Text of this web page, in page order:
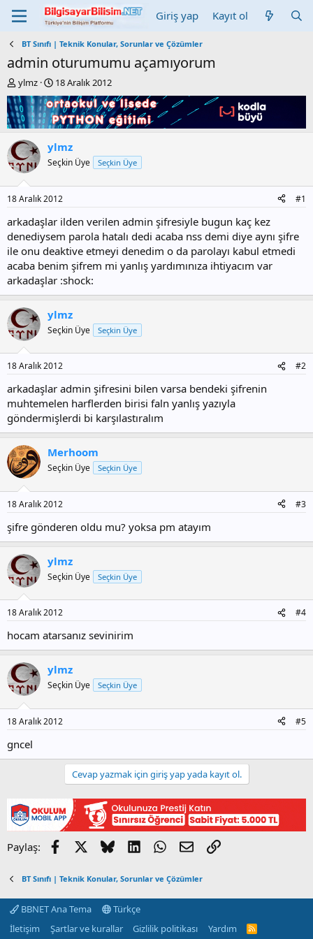
Giriş yap Kayıt ol
BT Sınıfı | Teknik Konular, Sorunlar ve Çözümler
admin oturumumu açamıyorum
K
o
n
b
u
y
u
b
a
ş
l
a
t
n
ylmz
B
a
ş
l
a
n
ı
t
a
r
i
i
18 Aralık 2012
ylmz
Seçkin Üye Seçkin Üye
18 Aralık 2012 #1
arkadaşlar ilden verilen admin şifresiyle bugun kaç kez
denediysem parola hatalı dedi acaba nss demi diye aynı şifre
ile onu deaktive etmeyi denedim o da parolayı kabul etmedi
acaba benim şifrem mi yanlış yardımınıza ihtiyacım var
arkadaşlar :shock:
ylmz
Seçkin Üye Seçkin Üye
18 Aralık 2012 #2
arkadaşlar admin şifresini bilen varsa bendeki şifrenin
muhtemelen harflerden birisi faln yanlış yazıyla
göndermişlerdi bi karşılastıralım
Merhoom
Seçkin Üye Seçkin Üye
18 Aralık 2012 #3
şifre gönderen oldu mu? yoksa pm atayım
ylmz
Seçkin Üye Seçkin Üye
18 Aralık 2012 #4
hocam atarsanız sevinirim
ylmz
Seçkin Üye Seçkin Üye
18 Aralık 2012 #5
gncel
Cevap yazmak için giriş yap yada kayıt ol.
Paylaş: Facebook BlueskyLinkedInWhatsApp
E-postaLink
BT Sınıfı | Teknik Konular, Sorunlar ve Çözümler
BBNET Ana Tema
Türkçe
İletişim
Şartlar ve kurallar Gizlilik politikası Yardım
R